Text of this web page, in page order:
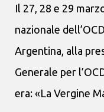
Il 27, 28 e 29
nazionale
Argentina, alla
Generale per
era: «La Vergine